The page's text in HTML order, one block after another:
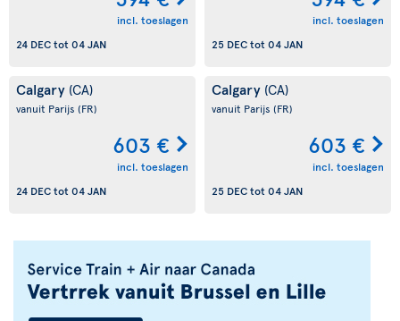
incl. toeslagen
24 DECtot 04 JAN
incl. toeslagen
25 DECtot 04 JAN
Calgary (CA)
vanuit Parijs (FR)
603 €
incl. toeslagen
24 DECtot 04 JAN
Calgary (CA)
vanuit Parijs (FR)
603 €
incl. toeslagen
25 DECtot 04 JAN